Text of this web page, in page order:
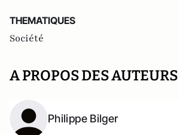
THEMATIQUES
Société
A PROPOS DES AUTEURS
Philippe Bilger